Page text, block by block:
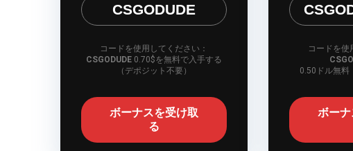
CSGODUDE
コードを使用してください：
CSGODUDE0.70$を無料で入手する
（デポジット不要）
ボーナスを受け取
る
コードを使
0.50ドル無料
ボー